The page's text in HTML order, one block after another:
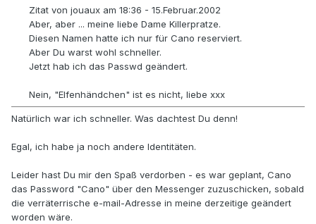
Zitat von jouaux am 18:36 - 15.Februar.2002
Aber, aber ... meine liebe Dame Killerpratze.
Diesen Namen hatte ich nur für Cano reserviert.
Aber Du warst wohl schneller.
Jetzt hab ich das Passwd geändert.
Nein, "Elfenhändchen" ist es nicht, liebe xxx
Natürlich war ich schneller. Was dachtest Du denn!
Egal, ich habe ja noch andere Identitäten.
Leider hast Du mir den Spaß verdorben - es war geplant, Cano
das Password "Cano" über den Messenger zuzuschicken, sobald
die verräterrische e-mail-Adresse in meine derzeitige geändert
worden wäre.